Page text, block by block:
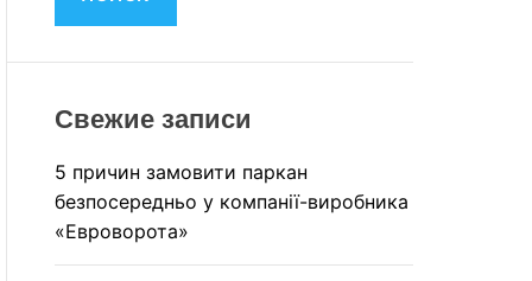
D
и
:
Свежие записи
5 причин замовити паркан
безпосередньо у компанії-виробника
«Евроворота»